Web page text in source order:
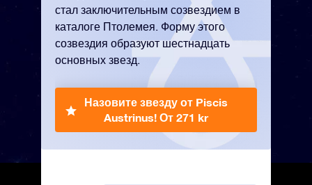
стал заключительным созвездием в
каталоге Птолемея. Форму этого
созвездия образуют шестнадцать
основных звезд.
Назовите звезду от Piscis
Austrinus! От 271 kr